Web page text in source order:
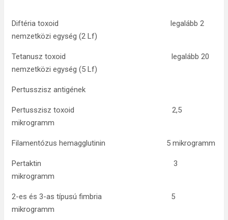
Diftéria toxoid legalább 2
nemzetközi egység (2 Lf)
Tetanusz toxoid legalább 20
nemzetközi egység (5 Lf)
Pertusszisz antigének
Pertusszisz toxoid 2,5
mikrogramm
Filamentózus hemagglutinin 5 mikrogramm
Pertaktin 3
mikrogramm
2-es és 3-as típusú fimbria 5
mikrogramm